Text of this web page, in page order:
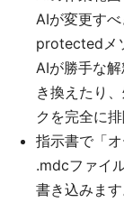
AIが変更す
protectedメ
AIが勝手な
き換えたり
クを完全に排
指示書で「
.mdcファイ
書き込みます